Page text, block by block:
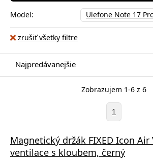
Model: Ulefone Note 17
zrušiť všetky filtre
Najpredávanejšie
Zobrazujem 1-6 z 6
1
Magnetický držák FIXED Icon Air
ventilace s kloubem, černý